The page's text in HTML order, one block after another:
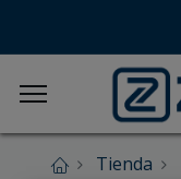
Tienda